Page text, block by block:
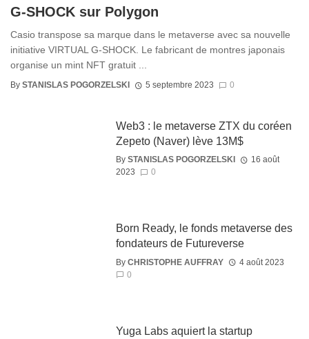
G-SHOCK sur Polygon
Casio transpose sa marque dans le metaverse avec sa nouvelle
initiative VIRTUAL G-SHOCK. Le fabricant de montres japonais
organise un mint NFT gratuit ...
By STANISLAS POGORZELSKI 5 septembre 2023 0
Web3 : le metaverse ZTX du coréen
Zepeto (Naver) lève 13M$
By STANISLAS POGORZELSKI
16 août
2023
0
Born Ready, le fonds metaverse des
fondateurs de Futureverse
By CHRISTOPHE AUFFRAY
4 août 2023
0
Yuga Labs aquiert la startup